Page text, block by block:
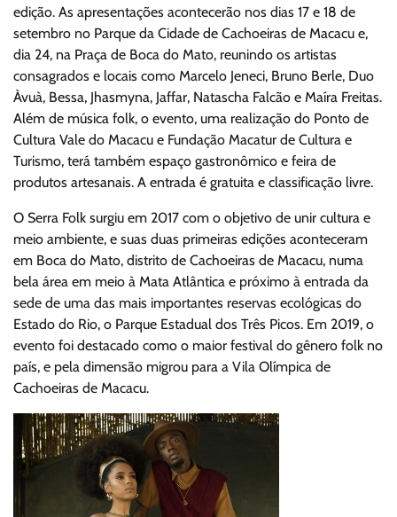
edição. As apresentações acontecerão nos dias 17 e 18 de
setembro no Parque da Cidade de Cachoeiras de Macacu e,
dia 24, na Praça de Boca do Mato, reunindo os artistas
consagrados e locais como Marcelo Jeneci, Bruno Berle, Duo
Àvuà, Bessa, Jhasmyna, Jaffar, Natascha Falcão e Maíra Freitas.
Além de música folk, o evento, uma realização do Ponto de
Cultura Vale do Macacu e Fundação Macatur de Cultura e
Turismo, terá também espaço gastronômico e feira de
produtos artesanais. A entrada é gratuita e classificação livre.
O Serra Folk surgiu em 2017 com o objetivo de unir cultura e
meio ambiente, e suas duas primeiras edições aconteceram
em Boca do Mato, distrito de Cachoeiras de Macacu, numa
bela área em meio à Mata Atlântica e próximo à entrada da
sede de uma das mais importantes reservas ecológicas do
Estado do Rio, o Parque Estadual dos Três Picos. Em 2019, o
evento foi destacado como o maior festival do gênero folk no
país, e pela dimensão migrou para a Vila Olímpica de
Cachoeiras de Macacu.